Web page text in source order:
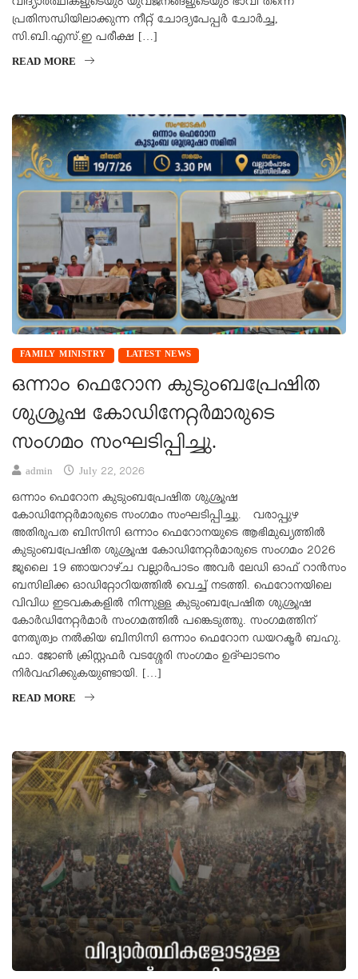
പ്രതിസന്ധിയിലാക്കുന്ന നീറ്റ് ചോദ്യപേപ്പർ ചോർച്ച,
സി.ബി.എസ്.ഇ പരീക്ഷ […]
READ MORE
FAMILY MINISTRY LATEST NEWS
ഒന്നാം ഫെറോന കുടുംബപ്രേഷിത
ശുശ്രൂഷ കോഡിനേറ്റർമാരുടെ
സംഗമം സംഘടിപ്പിച്ചു.
admin July 22, 2026
ഒന്നാം ഫെറോന കുടുംബപ്രേഷിത ശുശ്രൂഷ
കോഡിനേറ്റർമാരുടെ സംഗമം സംഘടിപ്പിച്ചു. വരാപ്പുഴ
അതിരൂപത ബിസിസി ഒന്നാം ഫെറോനയുടെ ആഭിമുഖ്യത്തിൽ
കുടുംബപ്രേഷിത ശുശ്രൂഷ കോഡിനേറ്റർമാരുടെ സംഗമം 2026
ജൂലൈ 19 ഞായറാഴ്ച വല്ലാർപാടം അവർ ലേഡി ഓഫ് റാൻസം
ബസിലിക്ക ഓഡിറ്റോറിയത്തിൽ വെച്ച് നടത്തി. ഫെറോനയിലെ
വിവിധ ഇടവകകളിൽ നിന്നുള്ള കുടുംബപ്രേഷിത ശുശ്രൂഷ
കോർഡിനേറ്റർമാർ സംഗമത്തിൽ പങ്കെടുത്തു. സംഗമത്തിന്
നേതൃത്വം നൽകിയ ബിസിസി ഒന്നാം ഫെറോന ഡയറക്ടർ ബഹു.
ഫാ. ജോൺ ക്രിസ്റ്റഫർ വടശ്ശേരി സംഗമം ഉദ്ഘാടനം
നിർവഹിക്കുകയുണ്ടായി. […]
READ MORE